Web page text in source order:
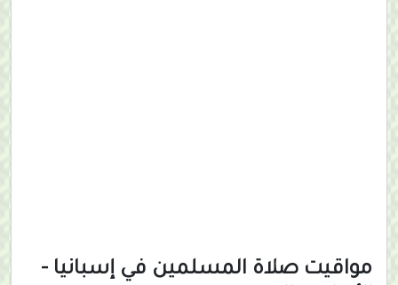
مواقيت صلاة المسلمين في إسبانيا -